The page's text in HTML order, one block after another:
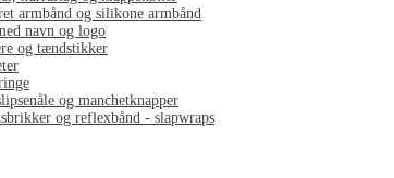
armbånd og silikone armbånd
navn og logo
og tændstikker
og manchetknapper
og reflexbånd - slapwraps